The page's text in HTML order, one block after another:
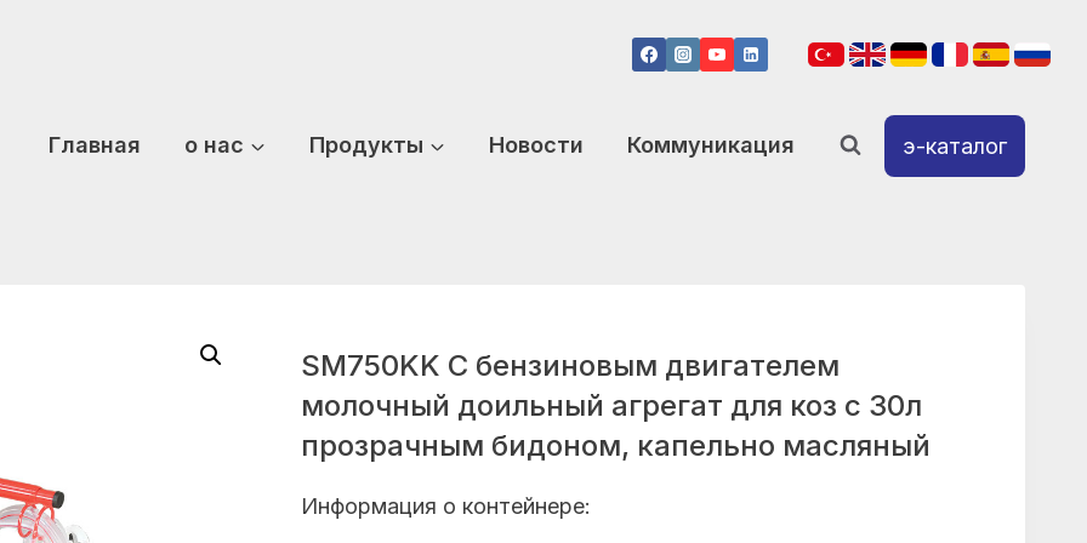
Главная о нас Продукты Новости Коммуникация э-каталог
SM750KK С бензиновым двигателем
молочный доильный агрегат для коз с 30л
прозрачным бидоном, капельно масляный
Информация о контейнере: